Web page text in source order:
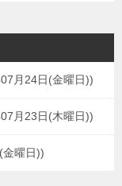
月24日(金曜日)
月23日(木曜日)
曜日)